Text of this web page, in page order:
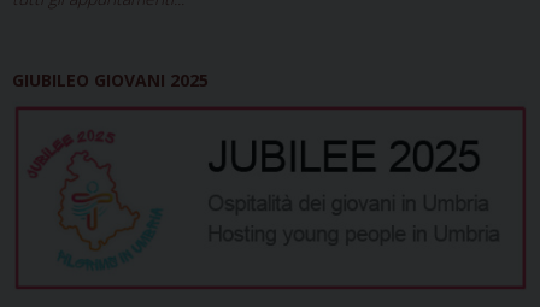
GIUBILEO GIOVANI 2025